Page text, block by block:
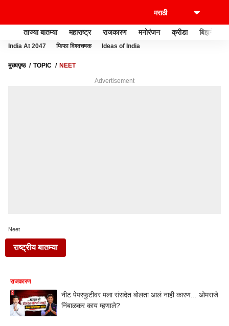
ताज्या बातम्या महाराष्ट्र राजकारण मनोरंजन क्रीडा बिझनेस
India At 2047 फिफा विश्वचषक Ideas of India
मुख्यपृष्ठ TOPIC NEET
Advertisement
Neet
राष्ट्रीय बातम्या
राजकारण
नीट पेपरफुटीवर मला संसदेत बोलता आलं नाही कारण... ओमराजे
निंबाळकर काय म्हणाले?